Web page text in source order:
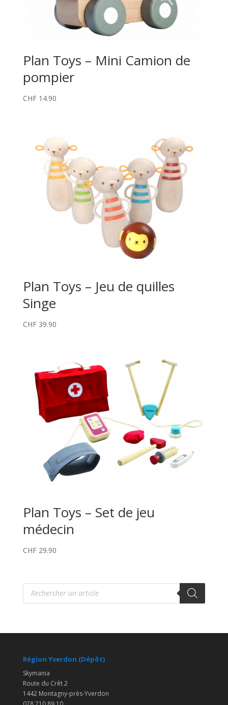
Plan Toys – Mini Camion de
pompier
CHF14.90
Plan Toys – Jeu de quilles
Singe
CHF39.90
Plan Toys – Set de jeu
médecin
CHF29.90
Recherche
produits
Région Yverdon (Dépôt)
Skymania
Route du Crêt 2
1442 Montagny-près-Yverdon